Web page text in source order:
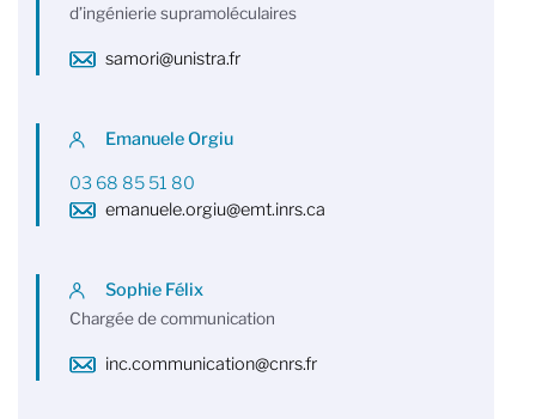
d’ingénierie supramoléculaires
samori@unistra.fr
Emanuele Orgiu
03 68 85 51 80
emanuele.orgiu@emt.inrs.ca
Sophie Félix
Chargée de communication
inc.communication@cnrs.fr